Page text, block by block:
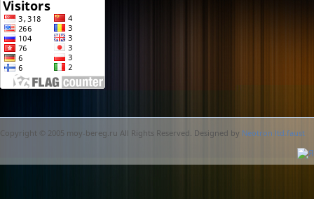
Copyright © 2005 moy-bereg.ru All Rights Reserved. Designed by Neotron ltd.faust